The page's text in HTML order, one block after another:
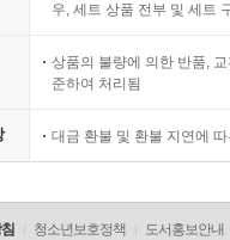
우, 세트 상품 전부 및 세트
상품의 불량에 의한 반품,
준하여 처리됨
대금 환불 및 환불 지연에
청소년보호정책 도서홍보안내